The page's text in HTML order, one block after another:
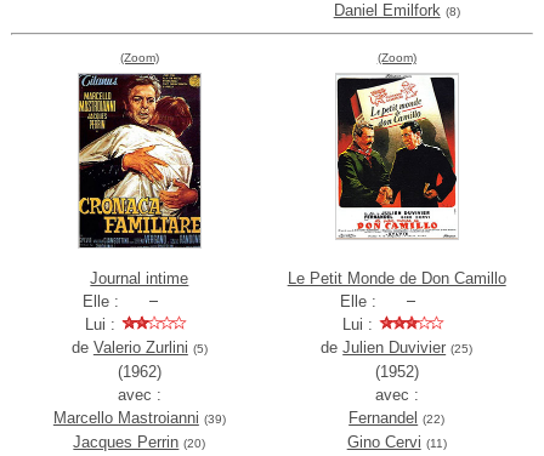
Daniel Emilfork (8)
(Zoom)
Journal intime
Elle :
Lui :
de Valerio Zurlini (5)
(1962)
avec :
Marcello Mastroianni (39)
Jacques Perrin (20)
(Zoom)
Le Petit Monde de Don Camillo
Elle :
Lui :
deJulien Duvivier (25)
(1952)
avec :
Fernandel
(22)
Gino Cervi (11)